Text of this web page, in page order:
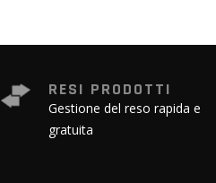
RESI PRODOTTI
Gestione del reso rapida e
gratuita